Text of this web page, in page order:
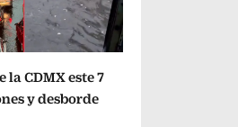
la CDMX este 7
y desborde